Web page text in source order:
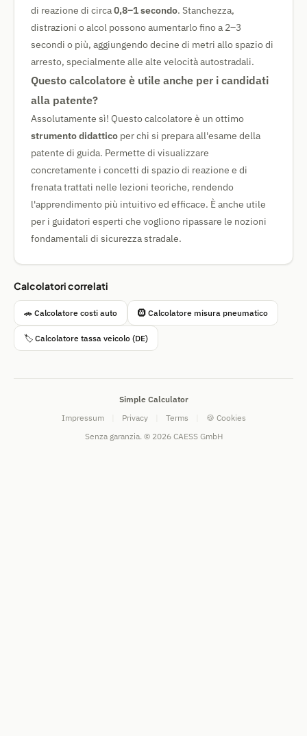
di reazione di circa0,8–1 secondo. Stanchezza,
distrazioni o alcol possono aumentarlo fino a 2–3
secondi o più, aggiungendo decine di metri allo spazio di
arresto, specialmente alle alte velocità autostradali.
Questo calcolatore è utile anche per i candidati
alla patente?
Assolutamente sì! Questo calcolatore è un ottimo
strumento didattico per chi si prepara all'esame della
patente di guida. Permette di visualizzare
concretamente i concetti di spazio di reazione e di
frenata trattati nelle lezioni teoriche, rendendo
l'apprendimento più intuitivo ed efficace. È anche utile
per i guidatori esperti che vogliono ripassare le nozioni
fondamentali di sicurezza stradale.
Calcolatori correlati
🚗 Calcolatore costi auto 🛞 Calcolatore misura pneumatico
🏷 Calcolatore tassa veicolo (DE)
Simple Calculator
Impressum
Privacy Terms
🍪 Cookies
Senza garanzia. © 2026 CAESS GmbH